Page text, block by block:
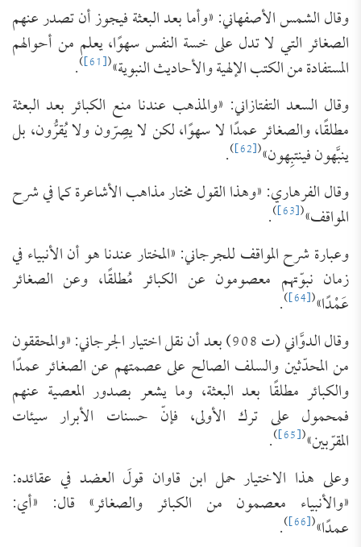
وقال الشمس الأصفهاني: «وأما بعد البعثة فيجوز أن تصدر عنهم
الصغائر التي لا تدل على خسة النفس سهوًا، يعلم من أحوالهم
المستفادة من الكتب الإلهية والأحاديث النبوية»(
[61]
)
.
وقال السعد التفتازاني: «والمذهب عندنا منع الكبائر بعد البعثة
مطلقًا، والصغائر عمدًا لا سهوًا، لكن لا يصِرّون ولا يُقرُّون، بل
ينبَّهون فينتبِهون»(
[62]
)
.
وقال الفرهاري: «وهذا القول مختار مذاهب الأشاعرة كما في شرح
المواقف»(
[63]
)
.
وعبارة شرح المواقف للجرجاني: «المختار عندنا هو أن الأنبياء في
زمان نبوّتهم معصومون عن الكبائر مُطلقًا، وعن الصغائر
عَمْدًا»(
[64]
)
.
وقال الدوَّاني (ت 908) بعد أن نقل اختيار الجرجاني: «والمحققون
من المحدّثين والسلف الصالح على عصمتهم عن الصغائر عمدًا
والكبائر مطلقًا بعد البعثة، وما يشعر بصدور المعصية عنهم
فمحمول على ترك الأولى، فإنّ حسنات الأبرار سيئات
المقرّبين»(
[65]
)
.
وعلى هذا الاختيار حمل ابن قاوان قولَ العضد في عقائده:
«والأنبياء معصمون من الكبائر والصغائر» قال: «أي:
عمدًا»(
[66]
)
.